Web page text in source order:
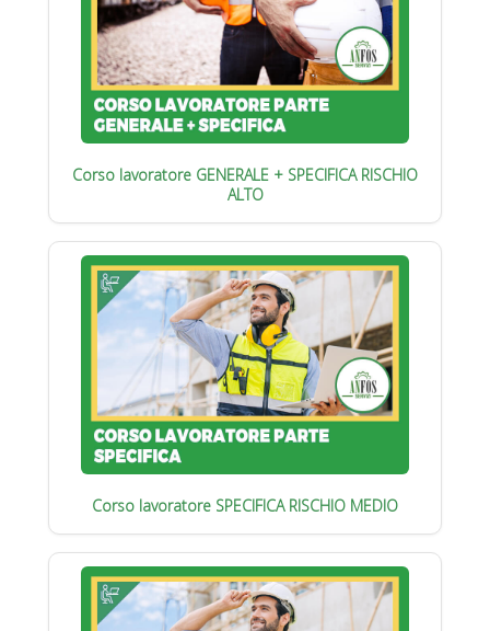
Corso lavoratore GENERALE + SPECIFICA RISCHIO
ALTO
Corso lavoratore SPECIFICA RISCHIO MEDIO